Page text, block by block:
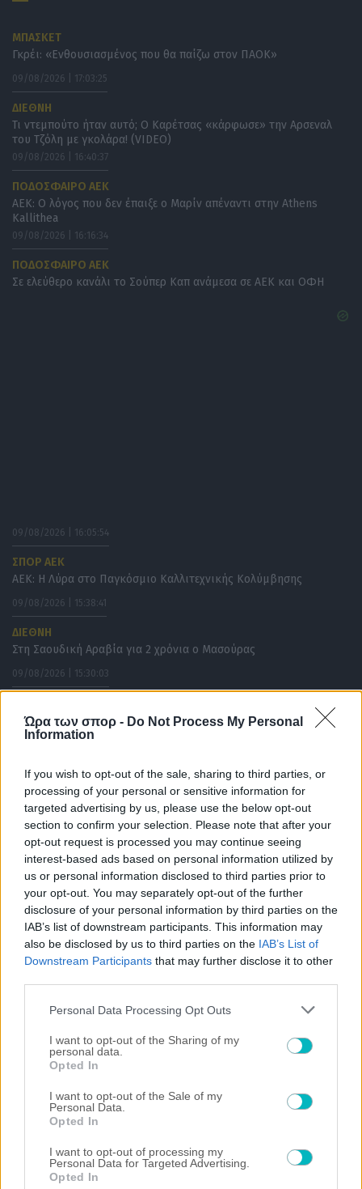
Ώρα των σπορ - Do Not Process My Personal
Information
If you wish to opt-out of the sale, sharing to third parties, or
processing of your personal or sensitive information for
targeted advertising by us, please use the below opt-out
section to confirm your selection. Please note that after your
opt-out request is processed you may continue seeing
interest-based ads based on personal information utilized by
us or personal information disclosed to third parties prior to
your opt-out. You may separately opt-out of the further
disclosure of your personal information by third parties on the
IAB’s list of downstream participants. This information may
also be disclosed by us to third parties on the IAB’s List of
Downstream Participants that may further disclose it to other
Please note that this website/app uses one or more Google
not limited to your visit or usage behaviour. You may click to
grant or deny consent to Google and its third-party tags to
use your data for below specified purposes in below Google
consent section.
Personal Data Processing Opt Outs
I want to opt-out of the Sharing of my
personal data.
Opted In
I want to opt-out of the Sale of my
Personal Data.
Opted In
I want to opt-out of processing my
Personal Data for Targeted Advertising.
Opted In
ΜΠΑΣΚΕΤ
Γκρέι: «Ενθουσιασμένος που θα παίζω στον ΠΑΟΚ»
09/08/2026 | 17:03:25
ΔΙΕΘΝΗ
Τι ντεμπούτο ήταν αυτό; Ο Καρέτσας «κάρφωσε» την Αρσεναλ
του Τζόλη με γκολάρα! (VIDEO)
09/08/2026 | 16:40:37
ΠΟΔΟΣΦΑΙΡΟ ΑΕΚ
ΑΕΚ: Ο λόγος που δεν έπαιξε ο Μαρίν απέναντι στην Athens
Kallithea
09/08/2026 | 16:16:34
ΠΟΔΟΣΦΑΙΡΟ ΑΕΚ
Σε ελεύθερο κανάλι το Σούπερ Καπ ανάμεσα σε ΑΕΚ και ΟΦΗ
09/08/2026 | 16:05:54
ΣΠΟΡ ΑΕΚ
ΑΕΚ: Η Λύρα στο Παγκόσμιο Καλλιτεχνικής Κολύμβησης
09/08/2026 | 15:38:41
ΔΙΕΘΝΗ
Στη Σαουδική Αραβία για 2 χρόνια ο Μασούρας
09/08/2026 | 15:30:03
ΑΕΚ Analysis: Τα πάντα για τον Βιτάλις – 12+1 facts για τη ζωή
του, οι αριθμοί και το παιχνίδι του (VIDEO)
ΠΑΡΑΣΚΗΝΙΑ
Διχόνοια στον Ολυμπιακό και κίνημα κατά Μεντιλίμπαρ!
09/08/2026 | 14:55:12
ΠΟΔΟΣΦΑΙΡΟ ΑΕΚ
Ο Πήλιος ανανέωσε μέχρι το 2030 με την ΑΕΚ!
09/08/2026 | 14:36:42
ΠΟΔΟΣΦΑΙΡΟ ΑΕΚ
Ενδιαφέρον της Λέγκια Βαρσοβίας και της Πογκόν για τον Πιερό